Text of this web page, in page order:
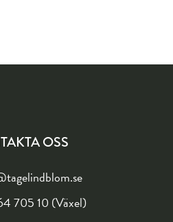
OSS
705 10 (Växel)